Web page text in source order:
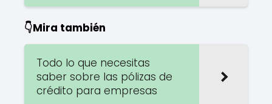
👇Mira también
Todo lo que necesitas
saber sobre las pólizas de
crédito para empresas